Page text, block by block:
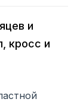
и
кросс и